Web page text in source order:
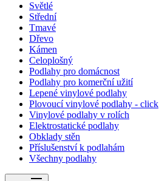
Světlé
Střední
Tmavé
Dřevo
Kámen
Celoplošný
Podlahy pro domácnost
Podlahy pro komerční užití
Lepené vinylové podlahy
Plovoucí vinylové podlahy - click
Vinylové podlahy v rolích
Elektrostatické podlahy
Obklady stěn
Příslušenství k podlahám
Všechny podlahy